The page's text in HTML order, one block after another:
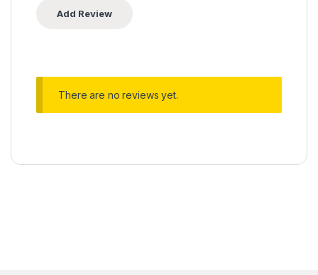
There are no reviews yet.